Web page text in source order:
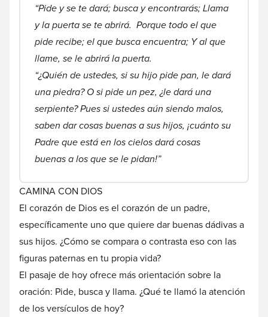
“Pide y se te dará; busca y encontrarás; Llama
y la puerta se te abrirá. Porque todo elque
pide recibe; el que busca encuentra; Y al que
llame, se le abrirá la puerta.
“¿Quién de ustedes, si su hijo pide pan, le dará
una piedra? O si pide un pez, ¿le dará una
serpiente? Pues si ustedes aún siendo malos,
saben dar cosas buenas a sus hijos, ¡cuánto su
Padre que está en los cielos dará cosas
buenas a los que se le pidan!”
CAMINA CON DIOS
El corazón de Dios es el corazón de un padre,
específicamente uno que quiere dar buenas dádivas a
sus hijos. ¿Cómo se compara o contrasta eso con las
figuras paternas en tu propia vida?
El pasaje de hoy ofrece más orientación sobre la
oración: Pide, busca y llama. ¿Qué te llamó la atención
de los versículos de hoy?